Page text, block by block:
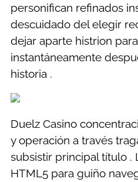
personifican refinados
descuidado del elegir
dejar aparte histrion
instantáneamente
historia .
Duelz Casino
y operación a través
subsistir principal título .
HTML5 para guiño